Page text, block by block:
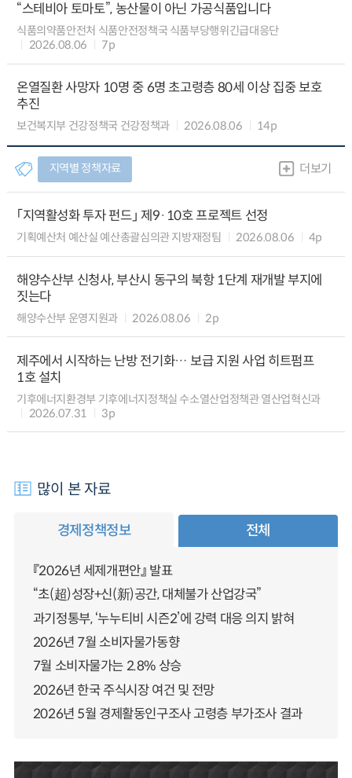
“스테비아 토마토”, 농산물이 아닌 가공식품입니다
식품의약품안전처 식품안전정책국 식품부당행위긴급대응단
2026.08.06
7p
온열질환 사망자 10명 중 6명 초고령층 80세 이상 집중 보호
추진
보건복지부 건강정책국 건강정책과 2026.08.06 14p
지역별 정책자료 더보기
「지역활성화 투자 펀드」 제9·10호 프로젝트 선정
기획예산처 예산실 예산총괄심의관 지방재정팀 2026.08.06 4p
해양수산부 신청사, 부산시 동구의 북항 1단계 재개발 부지에
짓는다
해양수산부 운영지원과 2026.08.06 2p
제주에서 시작하는 난방 전기화… 보급 지원 사업 히트펌프
1호 설치
기후에너지환경부 기후에너지정책실 수소열산업정책관 열산업혁신과
2026.07.31
3p
많이 본 자료
경제정책정보 전체
『2026년 세제개편안』 발표
“초(超)성장+신(新)공간, 대체불가 산업강국”
과기정통부, ‘누누티비 시즌2’에 강력 대응 의지 밝혀
2026년 7월 소비자물가동향
7월 소비자물가는 2.8% 상승
2026년 한국 주식시장 여건 및 전망
2026년 5월 경제활동인구조사 고령층 부가조사 결과